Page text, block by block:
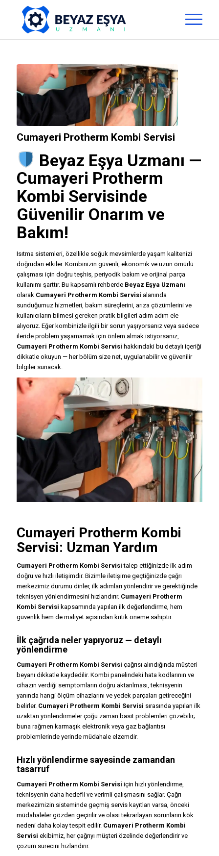
Cumayeri Protherm Kombi Servisi
Beyaz Eşya Uzmanı —
Cumayeri Protherm
Kombi Servisinde
Güvenilir Onarım ve
Bakım!
Isıtma sistemleri, özellikle soğuk mevsimlerde yaşam kalitenizi
doğrudan etkiler. Kombinizin güvenli, ekonomik ve uzun ömürlü
çalışması için doğru teşhis, periyodik bakım ve orijinal parça
kullanımı şarttır. Bu kapsamlı rehberde Beyaz Eşya Uzmanı
olarak Cumayeri Protherm Kombi Servisi alanında
sunduğumuz hizmetleri, bakım süreçlerini, arıza çözümlerini ve
kullanıcıların bilmesi gereken pratik bilgileri adım adım ele
alıyoruz. Eğer kombinizle ilgili bir sorun yaşıyorsanız veya sadece
ileride problem yaşamamak için önlem almak istiyorsanız,
Cumayeri Protherm Kombi Servisi hakkındaki bu detaylı içeriği
dikkatle okuyun — her bölüm size net, uygulanabilir ve güvenilir
bilgiler sunacak.
Cumayeri Protherm Kombi
Servisi: Uzman Yardım
Cumayeri Protherm Kombi Servisi talep ettiğinizde ilk adım
doğru ve hızlı iletişimdir. Bizimle iletişime geçtiğinizde çağrı
merkezimiz durumu dinler, ilk adımları yönlendirir ve gerektiğinde
teknisyen yönlendirmesini hızlandırır. Cumayeri Protherm
Kombi Servisi kapsamında yapılan ilk değerlendirme, hem
güvenlik hem de maliyet açısından kritik öneme sahiptir.
İlk çağrıda neler yapıyoruz — detaylı
yönlendirme
Cumayeri Protherm Kombi Servisi çağrısı alındığında müşteri
beyanı dikkatle kaydedilir. Kombi panelindeki hata kodlarının ve
cihazın verdiği semptomların doğru aktarılması, teknisyenin
yanında hangi ölçüm cihazlarını ve yedek parçaları getireceğini
belirler. Cumayeri Protherm Kombi Servisi sırasında yapılan ilk
uzaktan yönlendirmeler çoğu zaman basit problemleri çözebilir;
buna rağmen karmaşık elektronik veya gaz bağlantısı
problemlerinde yerinde müdahale elzemdir.
Hızlı yönlendirme sayesinde zamandan
tasarruf
Cumayeri Protherm Kombi Servisi için hızlı yönlendirme,
teknisyenin daha hedefli ve verimli çalışmasını sağlar. Çağrı
merkezimizin sisteminde geçmiş servis kayıtları varsa, önceki
müdahaleler gözden geçirilir ve olası tekrarlayan sorunların kök
nedeni daha kolay tespit edilir. Cumayeri Protherm Kombi
Servisi ekibimiz, her çağrıyı müşteri özelinde değerlendirir ve
çözüm sürecini hızlandırır.